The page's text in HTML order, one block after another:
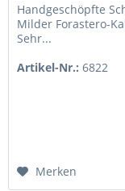
Handgeschöpfte
Milder Forastero-
Sehr...
Artikel-Nr.: 6822
Merken